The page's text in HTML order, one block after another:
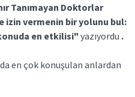
Tanımayan Doktorlar
izin vermenin bir yolunu bul:
en etkilisi" yazıyordu .
en çok konuşulan anlardan